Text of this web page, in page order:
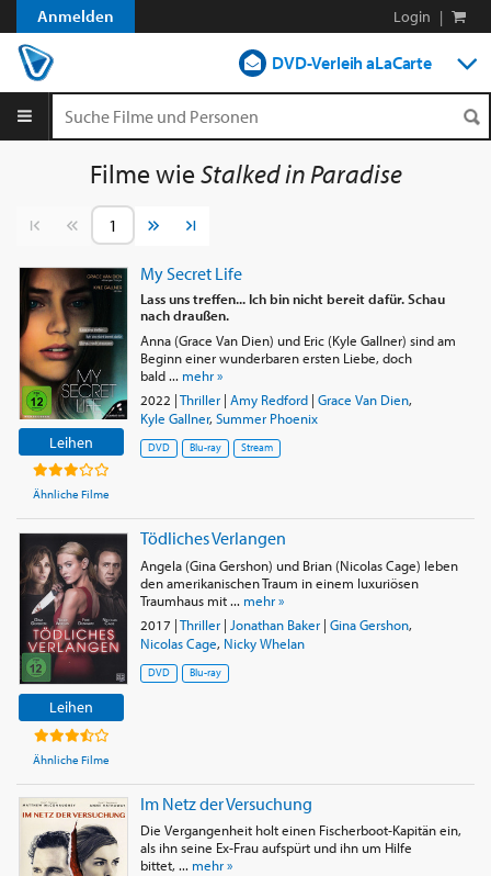
Anmelden Login |
DVD-Verleih aLaCarte
Streamen
Filme wieStalked in Paradise
Vorherige SeiteNächste Seite
Leihen
Ähnliche Filme
My Secret Life
Lass uns treffen... Ich bin nicht bereit dafür. Schau
nach draußen.
Anna (Grace Van Dien) und Eric (Kyle Gallner) sind am
Beginn einer wunderbaren ersten Liebe, doch
bald ... mehr »
2022 |Thriller| Amy Redford| Grace Van Dien,
Kyle Gallner, Summer Phoenix
DVD Blu-ray Stream
Leihen
Ähnliche Filme
Tödliches Verlangen
Angela (Gina Gershon) und Brian (Nicolas Cage) leben
den amerikanischen Traum in einem luxuriösen
Traumhaus mit ... mehr »
2017 |Thriller| Jonathan Baker| Gina Gershon,
Nicolas Cage, Nicky Whelan
DVD Blu-ray
Im Netz der Versuchung
Die Vergangenheit holt einen Fischerboot-Kapitän ein,
als ihn seine Ex-Frau aufspürt und ihn um Hilfe
bittet, ... mehr »